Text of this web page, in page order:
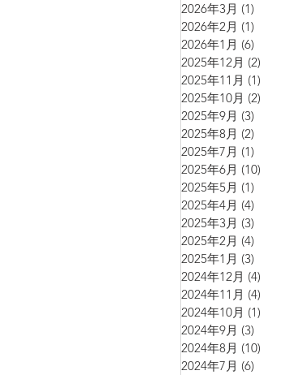
營養湯水～蘆筍青
蘑菇濃湯
2026年3月 (1)
2026年2月 (1)
2026年1月 (6)
2025年12月 (2)
2025年11月 (1)
2025年10月 (2)
2025年9月 (3)
2025年8月 (2)
2025年7月 (1)
2025年6月 (10)
2025年5月 (1)
2025年4月 (4)
2025年3月 (3)
2025年2月 (4)
2025年1月 (3)
2024年12月 (4)
2024年11月 (4)
2024年10月 (1)
2024年9月 (3)
2024年8月 (10)
2024年7月 (6)